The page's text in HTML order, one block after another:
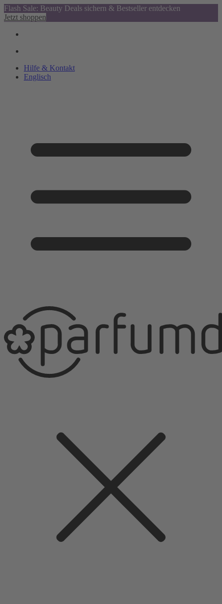
Flash Sale: Beauty Deals sichern & Bestseller entdecken
Jetzt shoppen
Hilfe & Kontakt
Englisch